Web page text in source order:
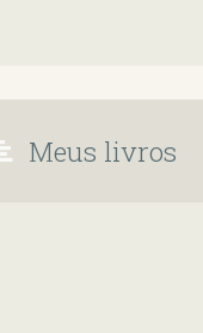
Meus livros